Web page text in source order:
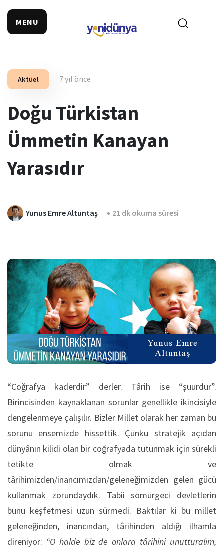
MENU
Aktüel 7 yıl önce
Doğu Türkistan
Ümmetin Kanayan
Yarasıdır
Yunus Emre Altuntaş 21 dk okuma süresi
“Coğrafya kaderdir” derler. Târih ise “şuurdur”.
Birincisinden kaynaklanan sorunlar genellikle ikincisiyle
dengelenmeye çalışılır. Bizler Millet olarak her zaman bu
sorunu ensemizde hissettik. Çünkü stratejik açıdan
dünyânın kilidi olan bir coğrafyada tutunmak için sürekli
tetikte olmak ve
târihimizden/inancımızdan/geleneğimizden gelen gücü
kullanmak zorundaydık. Tabii sömürgeci devletlerin
bunu keşfetmesi uzun sürmedi. Baktılar ki bu millet
geleneğinden, inancından, târihinden aldığı ilhamla
direniyor: “O halde biz de onlara târihini unutturalım,